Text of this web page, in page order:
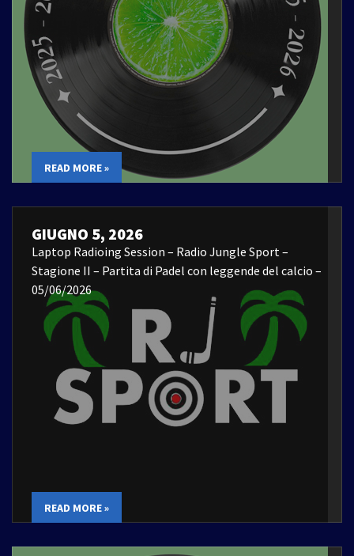
READ MORE »
GIUGNO 5, 2026
Laptop Radioing Session – Radio Jungle Sport –
Stagione II – Partita di Padel con leggende del calcio –
05/06/2026
READ MORE »